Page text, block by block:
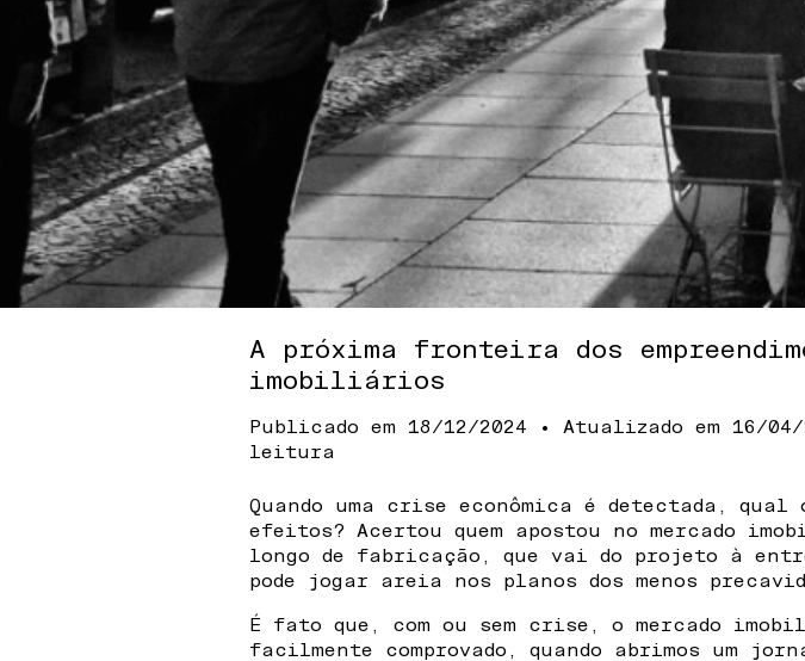
A próxima fronteira dos
imobiliários
Publicado em 18/12/2024 • Atualizado em 16/04/
leitura
Quando uma crise econômica é detectada,
efeitos? Acertou quem apostou no mercado
longo de fabricação, que vai do projeto à
pode jogar areia nos planos dos menos
É fato que, com ou sem crise, o mercado
facilmente comprovado, quando abrimos um